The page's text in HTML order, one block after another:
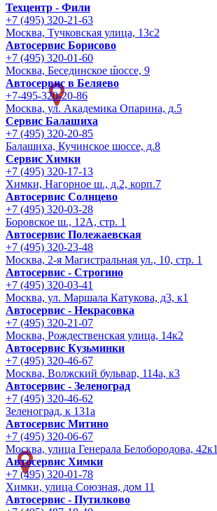
Техцентр - Фили
+7 (495) 320-21-63
Москва, Тучковская улица, 13с2
Автосервис Борисово
+7 (495) 320-01-60
Москва, Бесединское шоссе, 9
Автосервис в Беляево
+7-495-320-20-86
Москва, ул. Академика Опарина, д.5
Сервис Балашиха
+7 (495) 320-20-85
Балашиха, Кучинское шоссе, д.8
Сервис Химки
+7 (495) 320-17-13
Химки, Нагорное ш., д.2, корп.7
Автосервис Солнцево
+7 (495) 320-03-28
Боровское ш., 12А, стр. 1
Автосервис Полежаевская
+7 (495) 320-23-48
Москва, 2-я Магистральная ул., 10, стр. 1
Автосервис - Строгино
+7 (495) 320-03-41
Москва, ул. Маршала Катукова, д3, к1
Автосервис - Некрасовка
+7 (495) 320-21-07
Москва, Рождественская улица, 14к2
Автосервис Кузьминки
+7 (495) 320-46-67
Москва, Волжский бульвар, 114а, к3
Автосервис - Зеленоград
+7 (495) 320-46-62
Зеленоград, к 131а
Автосервис Митино
+7 (495) 320-06-67
Москва, улица Генерала Белобородова, 42к1
Автосервис Химки
+7 (495) 320-01-78
Химки, улица Союзная, дом 11
Автосервис - Путилково